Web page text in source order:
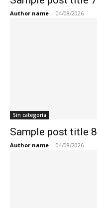
Author name - 04/08/2026
Sin categoría
Sample post title 8
Author name - 04/08/2026